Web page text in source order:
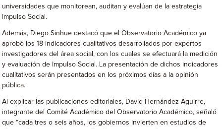
universidades que monitorean, auditan y evalúan de la estrategia
Impulso Social.
Además, Diego Sinhue destacó que el Observatorio Académico ya
aprobó los 18 indicadores cualitativos desarrollados por expertos
investigadores del área social, con los cuales se efectuará la medición
y evaluación de Impulso Social. La presentación de dichos indicadores
cualitativos serán presentados en los próximos días a la opinión
pública.
Al explicar las publicaciones editoriales, David Hernández Aguirre,
integrante del Comité Académico del Observatorio Académico, señaló
que “cada tres o seis años, los gobiernos invierten en estudios de